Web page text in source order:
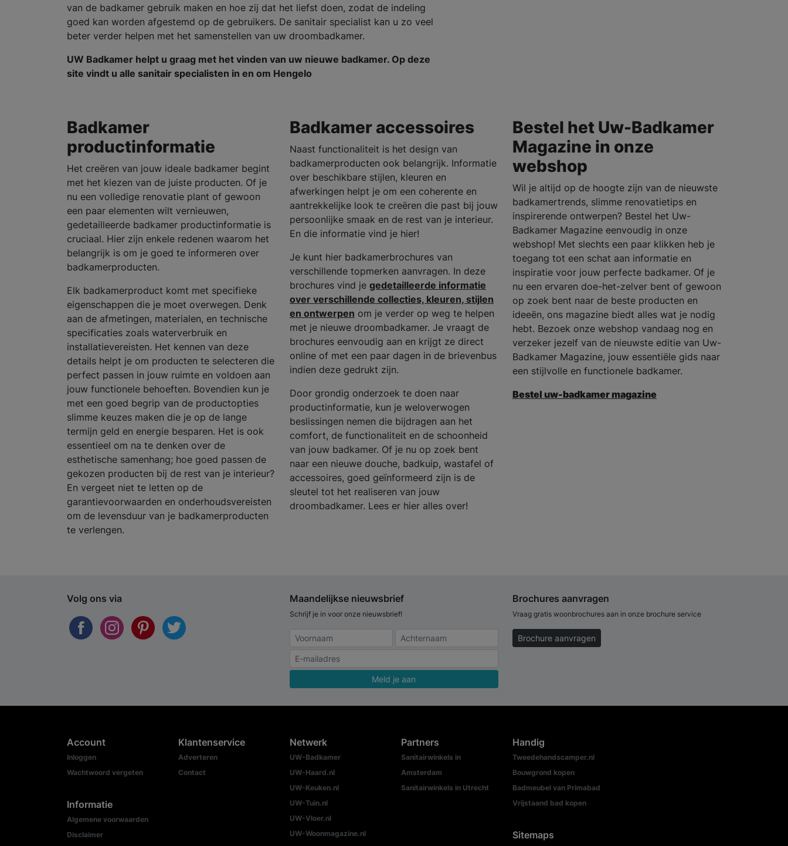
van de badkamer gebruik maken en hoe zij dat het liefst doen, zodat de indeling
goed kan worden afgestemd op de gebruikers. De sanitair specialist kan u zo veel
beter verder helpen met het samenstellen van uw droombadkamer.
UW Badkamer helpt u graag met het vinden van uw nieuwe badkamer. Op deze
site vindt u alle sanitair specialisten in en om Hengelo
Badkamer
productinformatie
Het creëren van jouw ideale badkamer begint
met het kiezen van de juiste producten. Of je
nu een volledige renovatie plant of gewoon
een paar elementen wilt vernieuwen,
gedetailleerde badkamer productinformatie is
cruciaal. Hier zijn enkele redenen waarom het
belangrijk is om je goed te informeren over
badkamerproducten.
Elk badkamerproduct komt met specifieke
eigenschappen die je moet overwegen. Denk
aan de afmetingen, materialen, en technische
specificaties zoals waterverbruik en
installatievereisten. Het kennen van deze
details helpt je om producten te selecteren die
perfect passen in jouw ruimte en voldoen aan
jouw functionele behoeften. Bovendien kun je
met een goed begrip van de productopties
slimme keuzes maken die je op de lange
termijn geld en energie besparen. Het is ook
essentieel om na te denken over de
esthetische samenhang; hoe goed passen de
gekozen producten bij de rest van je interieur?
En vergeet niet te letten op de
garantievoorwaarden en onderhoudsvereisten
om de levensduur van je badkamerproducten
te verlengen.
Badkamer accessoires
Naast functionaliteit is het design van
badkamerproducten ook belangrijk. Informatie
over beschikbare stijlen, kleuren en
afwerkingen helpt je om een coherente en
aantrekkelijke look te creëren die past bij jouw
persoonlijke smaak en de rest van je interieur.
En die informatie vind je hier!
Je kunt hier badkamerbrochures van
verschillende topmerken aanvragen. In deze
brochures vind je gedetailleerde informatie
over verschillende collecties, kleuren, stijlen
en ontwerpen om je verder op weg te helpen
met je nieuwe droombadkamer. Je vraagt de
brochures eenvoudig aan en krijgt ze direct
online of met een paar dagen in de brievenbus
indien deze gedrukt zijn.
Door grondig onderzoek te doen naar
productinformatie, kun je weloverwogen
beslissingen nemen die bijdragen aan het
comfort, de functionaliteit en de schoonheid
van jouw badkamer. Of je nu op zoek bent
naar een nieuwe douche, badkuip, wastafel of
accessoires, goed geïnformeerd zijn is de
sleutel tot het realiseren van jouw
droombadkamer. Lees er hier alles over!
Bestel het Uw-Badkamer
Magazine in onze
webshop
Wil je altijd op de hoogte zijn van de nieuwste
badkamertrends, slimme renovatietips en
inspirerende ontwerpen? Bestel het Uw-
Badkamer Magazine eenvoudig in onze
webshop! Met slechts een paar klikken heb je
toegang tot een schat aan informatie en
inspiratie voor jouw perfecte badkamer. Of je
nu een ervaren doe-het-zelver bent of gewoon
op zoek bent naar de beste producten en
ideeën, ons magazine biedt alles wat je nodig
hebt. Bezoek onze webshop vandaag nog en
verzeker jezelf van de nieuwste editie van Uw-
Badkamer Magazine, jouw essentiële gids naar
een stijlvolle en functionele badkamer.
Bestel uw-badkamer magazine
Volg ons via Maandelijkse nieuwsbrief
Schrijf je in voor onze nieuwsbrief!
Meld je aan
Brochures aanvragen
Vraag gratis woonbrochures aan in onze brochure service
Brochure aanvragen
Account
Inloggen
Wachtwoord vergeten
Informatie
Algemene voorwaarden
Disclaimer
Klantenservice
Adverteren
Contact
Netwerk
UW-Badkamer
UW-Haard.nl
UW-Keuken.nl
UW-Tuin.nl
UW-Vloer.nl
UW-Woonmagazine.nl
Partners
Sanitairwinkels in
Amsterdam
Sanitairwinkels in Utrecht
Handig
Tweedehandscamper.nl
Bouwgrond kopen
Badmeubel van Primabad
Vrijstaand bad kopen
Sitemaps